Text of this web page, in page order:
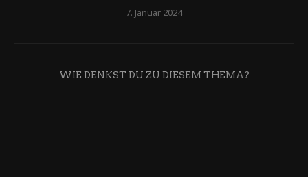
7. Januar 2024
WIE DENKST DU ZU DIESEM THEMA?